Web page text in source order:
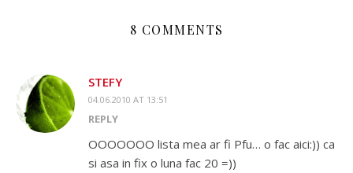
8 COMMENTS
STEFY
04.06.2010 AT 13:51
REPLY
OOOOOOO lista mea ar fi Pfu… o fac aici:)) ca
si asa in fix o luna fac 20 =))